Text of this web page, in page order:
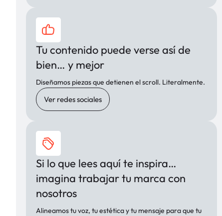
Tu contenido puede verse así de
bien… y mejor
Diseñamos piezas que detienen el scroll. Literalmente.
Ver redes sociales
Si lo que lees aquí te inspira…
imagina trabajar tu marca con
nosotros
Alineamos tu voz, tu estética y tu mensaje para que tu